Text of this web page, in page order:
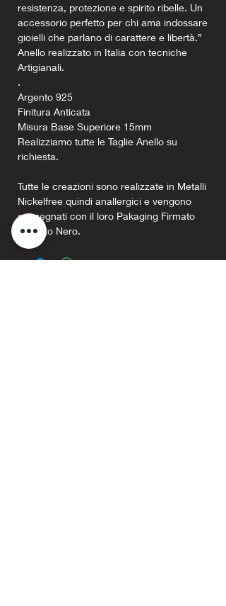
resistenza, protezione e spirito ribelle. Un
accessorio perfetto per chi ama indossare
gioielli che parlano di carattere e libertà.”
Anello realizzato in Italia con tecniche
Artigianali.
.
Argento 925
Finitura Anticata
Misura Base Superiore 15mm
Realizziamo tutte le Taglie Anello su
richiesta.
Tutte le creazioni sono realizzate in Metalli
Nickelfree quindi anallergici e vengono
consegnati con il loro Pakaging Firmato
Argento Nero.